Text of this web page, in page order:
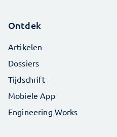
Ontdek
Artikelen
Dossiers
Tijdschrift
Mobiele App
Engineering Works